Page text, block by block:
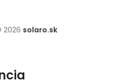
2026 solaro.sk